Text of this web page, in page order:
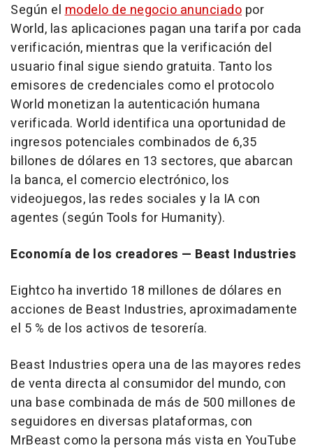
Según elmodelo de negocio anunciado por
World, las aplicaciones pagan una tarifa por cada
verificación, mientras que la verificación del
usuario final sigue siendo gratuita. Tanto los
emisores de credenciales como el protocolo
World monetizan la autenticación humana
verificada. World identifica una oportunidad de
ingresos potenciales combinados de 6,35
billones de dólares en 13 sectores, que abarcan
la banca, el comercio electrónico, los
videojuegos, las redes sociales y la IA con
agentes (según Tools for Humanity).
Economía de los creadores — Beast Industries
Eightco ha invertido 18 millones de dólares en
acciones de Beast Industries, aproximadamente
el 5 % de los activos de tesorería.
Beast Industries opera una de las mayores redes
de venta directa al consumidor del mundo, con
una base combinada de más de 500 millones de
seguidores en diversas plataformas, con
MrBeast como la persona más vista en YouTube